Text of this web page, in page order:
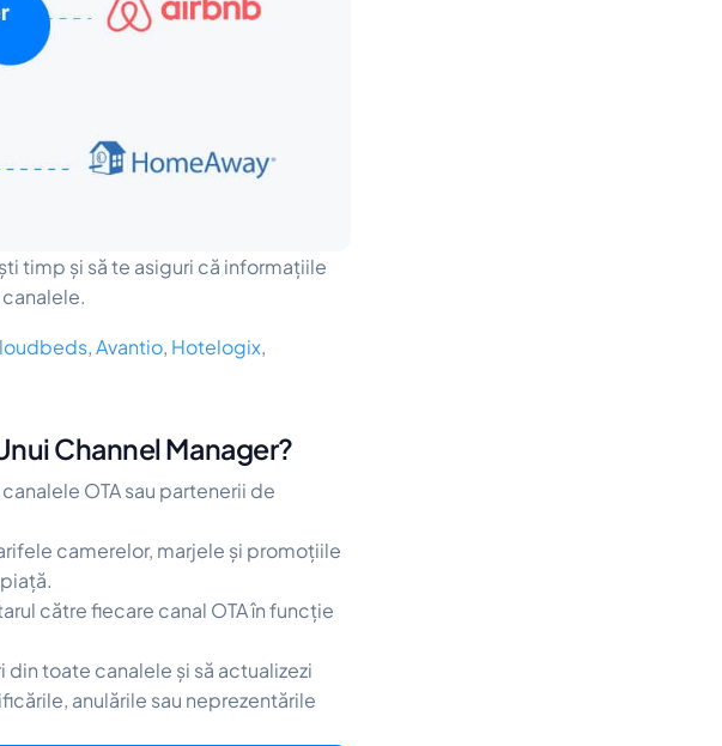
timp și să te asiguri că informațiile
,Avantio, Hotelogix,
Channel Manager?
OTA sau partenerii de
camerelor, marjele și promoțiile
către fiecare canal OTA în funcție
toate canalele și să actualizezi
anulările sau neprezentările